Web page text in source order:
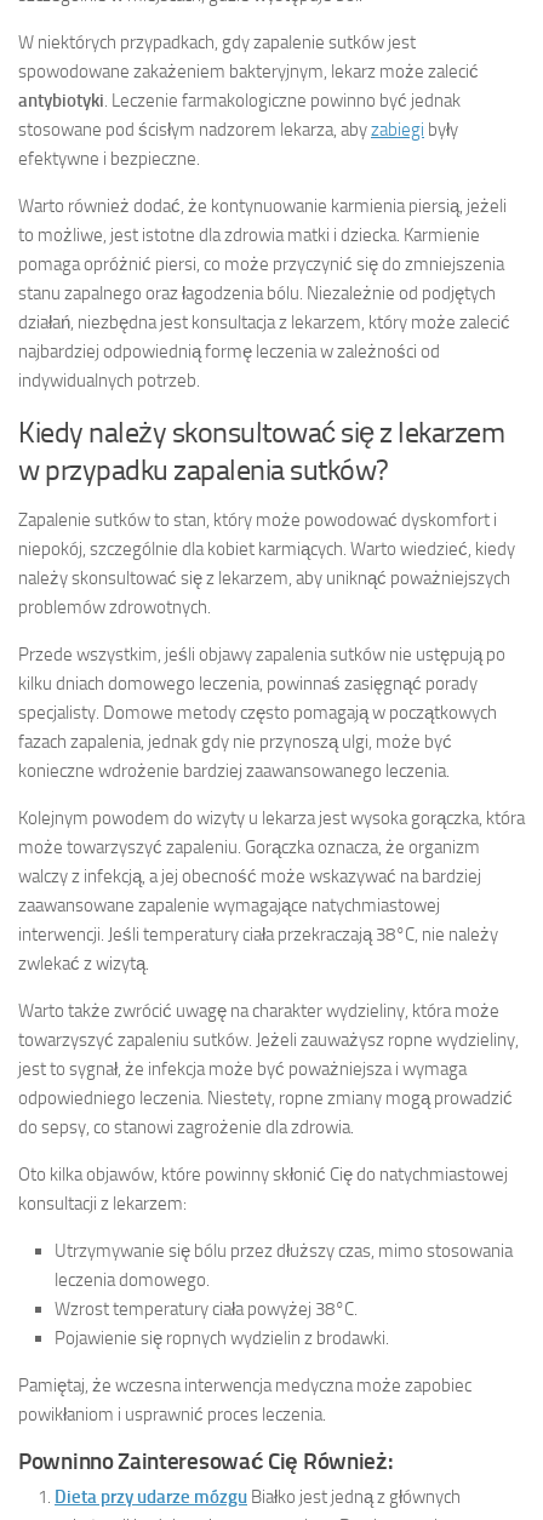
W niektórych przypadkach, gdy zapalenie sutków jest
spowodowane zakażeniem bakteryjnym, lekarz może zalecić
antybiotyki. Leczenie farmakologiczne powinno być jednak
stosowane pod ścisłym nadzorem lekarza, abyzabiegi były
efektywne i bezpieczne.
Warto również dodać, że kontynuowanie karmienia piersią, jeżeli
to możliwe, jest istotne dla zdrowia matki i dziecka. Karmienie
pomaga opróżnić piersi, co może przyczynić się do zmniejszenia
stanu zapalnego oraz łagodzenia bólu. Niezależnie od podjętych
działań, niezbędna jest konsultacja z lekarzem, który może zalecić
najbardziej odpowiednią formę leczenia w zależności od
indywidualnych potrzeb.
Kiedy należy skonsultować się z lekarzem
w przypadku zapalenia sutków?
Zapalenie sutków to stan, który może powodować dyskomfort i
niepokój, szczególnie dla kobiet karmiących. Warto wiedzieć, kiedy
należy skonsultować się z lekarzem, aby uniknąć poważniejszych
problemów zdrowotnych.
Przede wszystkim, jeśli objawy zapalenia sutków nie ustępują po
kilku dniach domowego leczenia, powinnaś zasięgnąć porady
specjalisty. Domowe metody często pomagają w początkowych
fazach zapalenia, jednak gdy nie przynoszą ulgi, może być
konieczne wdrożenie bardziej zaawansowanego leczenia.
Kolejnym powodem do wizyty u lekarza jest wysoka gorączka, która
może towarzyszyć zapaleniu. Gorączka oznacza, że organizm
walczy z infekcją, a jej obecność może wskazywać na bardziej
zaawansowane zapalenie wymagające natychmiastowej
interwencji. Jeśli temperatury ciała przekraczają 38°C, nie należy
zwlekać z wizytą.
Warto także zwrócić uwagę na charakter wydzieliny, która może
towarzyszyć zapaleniu sutków. Jeżeli zauważysz ropne wydzieliny,
jest to sygnał, że infekcja może być poważniejsza i wymaga
odpowiedniego leczenia. Niestety, ropne zmiany mogą prowadzić
do sepsy, co stanowi zagrożenie dla zdrowia.
Oto kilka objawów, które powinny skłonić Cię do natychmiastowej
konsultacji z lekarzem:
Utrzymywanie się bólu przez dłuższy czas, mimo stosowania
leczenia domowego.
Wzrost temperatury ciała powyżej 38°C.
Pojawienie się ropnych wydzielin z brodawki.
Pamiętaj, że wczesna interwencja medyczna może zapobiec
powikłaniom i usprawnić proces leczenia.
Powninno Zainteresować Cię Również:
Dieta przy udarze mózgu Białko jest jedną z głównych